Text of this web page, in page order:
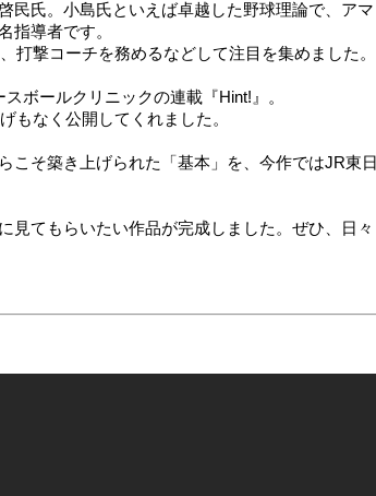
民氏。小島氏といえば卓越した野球理論で、アマ
指導者です。
打撃コーチを務めるなどして注目を集めました。
ボールクリニックの連載『Hint!』。
もなく公開してくれました。
こそ築き上げられた「基本」を、今作ではJR東日
見てもらいたい作品が完成しました。ぜひ、日々